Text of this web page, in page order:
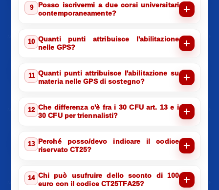
9
Posso iscrivermi a due corsi universitari
contemporaneamente?
10 Quanti punti attribuisce l'abilitazione
nelle GPS?
11 Quanti punti attribuisce l'abilitazione su
materia nelle GPS di sostegno?
12 Che differenza c'è fra i 30 CFU art. 13 e i
30 CFU per triennalisti?
13 Perché posso/devo indicare il codice
riservato CT25?
14 Chi può usufruire dello sconto di 100
euro con il codice CT25TFA25?